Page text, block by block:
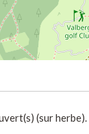
(sur herbe).